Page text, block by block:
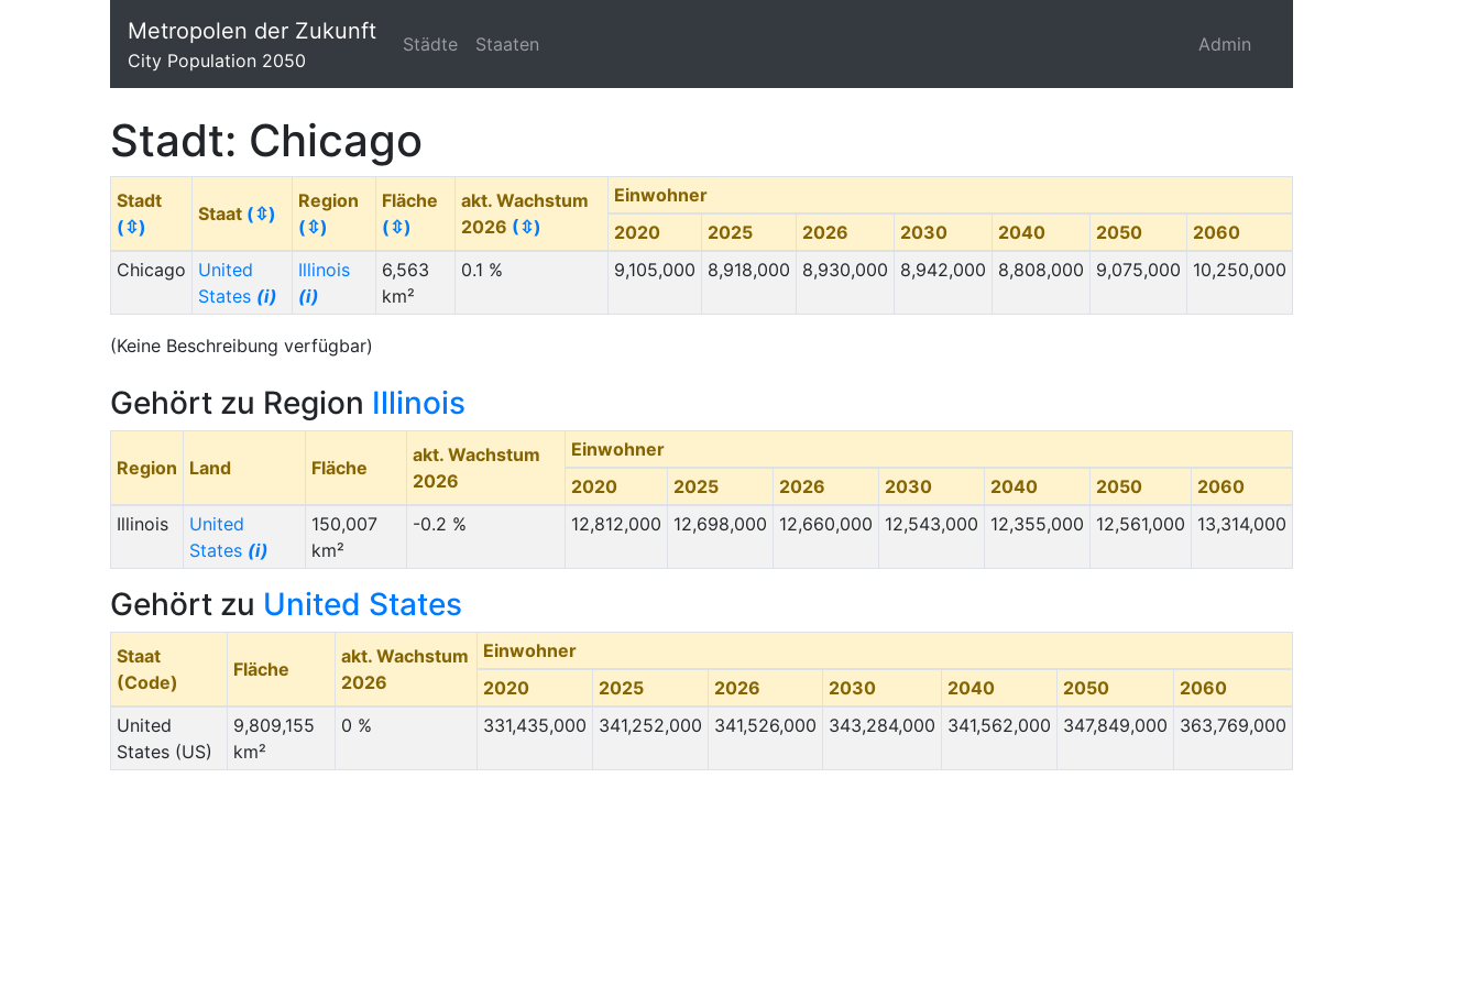
Metropolen der Zukunft
City Population 2050
Städte Staaten Admin
Stadt: Chicago
Stadt
(⇳)
Staat (⇳)
Region
(⇳)
Fläche
(⇳)
akt. Wachstum
2026 (⇳)
Einwohner
2020
2025 2026 2030 2040 2050
2060
Chicago
United
States (i)
Illinois
(i)
6,563
km²
0.1 % 9,105,000 8,918,000 8,930,000 8,942,000 8,808,000 9,075,000 10,250,000
(Keine Beschreibung verfügbar)
Gehört zu Region Illinois
Region Land Fläche
akt. Wachstum
2026
Einwohner
2020
2025 2026 2030 2040 2050
2060
Illinois
United
States (i)
150,007
km²
-0.2 % 12,812,000 12,698,000 12,660,000 12,543,000 12,355,000 12,561,000 13,314,000
Gehört zu United States
Staat
(Code)
Fläche
akt. Wachstum
2026
Einwohner
2020
2025 2026 2030 2040 2050
2060
United
States (US)
9,809,155
km²
0 % 331,435,000 341,252,000 341,526,000 343,284,000 341,562,000 347,849,000 363,769,000